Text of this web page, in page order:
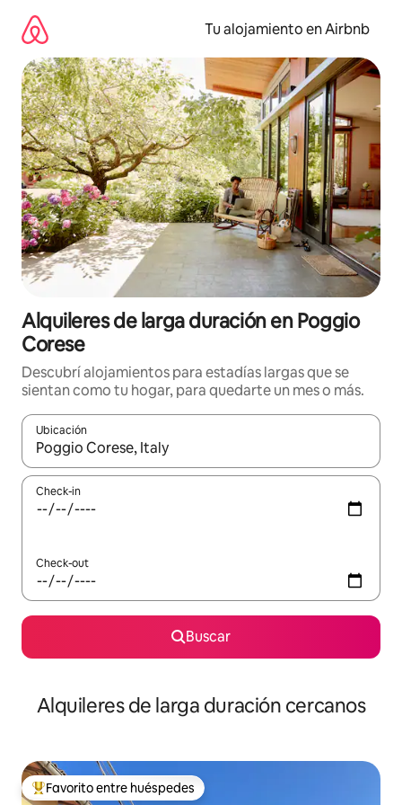
contenido
Tu alojamiento en Airbnb
Alquileres de larga duración en Poggio
Corese
Descubrí alojamientos para estadías largas que se
sientan como tu hogar, para quedarte un mes o más.
Ubicación
Cuando los resultados estén disponibles, navegá con las
Check-in
Check-out
Buscar
Alquileres de larga duración cercanos
Favorito entre los huéspedes más destacados
Favorito entre huéspedes